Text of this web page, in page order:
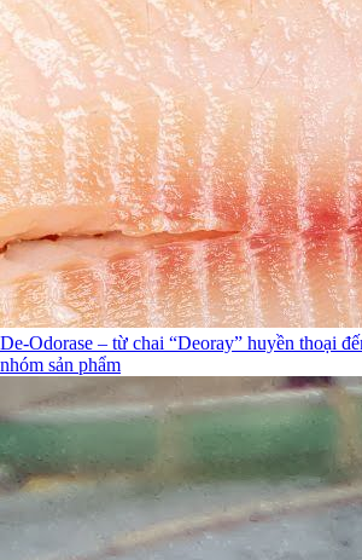
De-Odorase – từ chai “Deoray” huyền thoại
nhóm sản phẩm